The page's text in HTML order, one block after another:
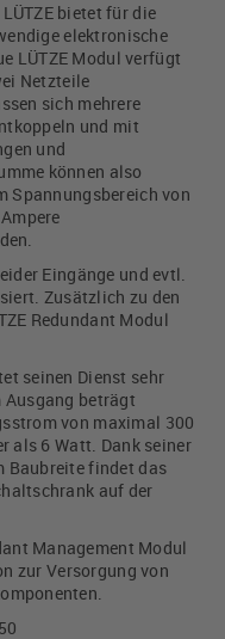
bietet für die
elektronische
LÜTZE Modul verfügt
Netzteile
sich mehrere
und mit
und
können also
Spannungsbereich von
Eingänge und evtl.
Zusätzlich zu den
Redundant Modul
seinen Dienst sehr
beträgt
von maximal 300
als 6 Watt. Dank seiner
Baubreite findet das
auf der
Management Modul
zur Versorgung von